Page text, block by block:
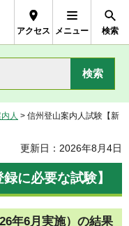
アクセス メニュー 検索
人 > 信州登山案内人試験【新
更新日：2026年8月4日
に必要な試験】
年6月実施）の結果